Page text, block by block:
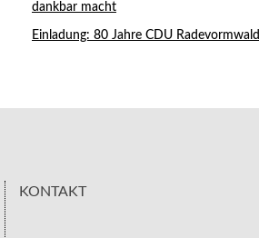
dankbar macht
Einladung: 80 Jahre CDU Radevormwald
KONTAKT